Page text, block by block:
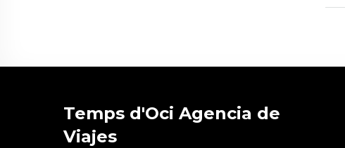
Temps d'Oci Agencia de
Viajes